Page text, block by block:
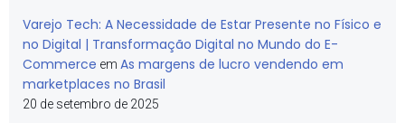
Varejo Tech: A Necessidade de Estar Presente no Físico e
no Digital | Transformação Digital no Mundo do E-
Commerce em As margens de lucro vendendo em
marketplaces no Brasil
20 de setembro de 2025